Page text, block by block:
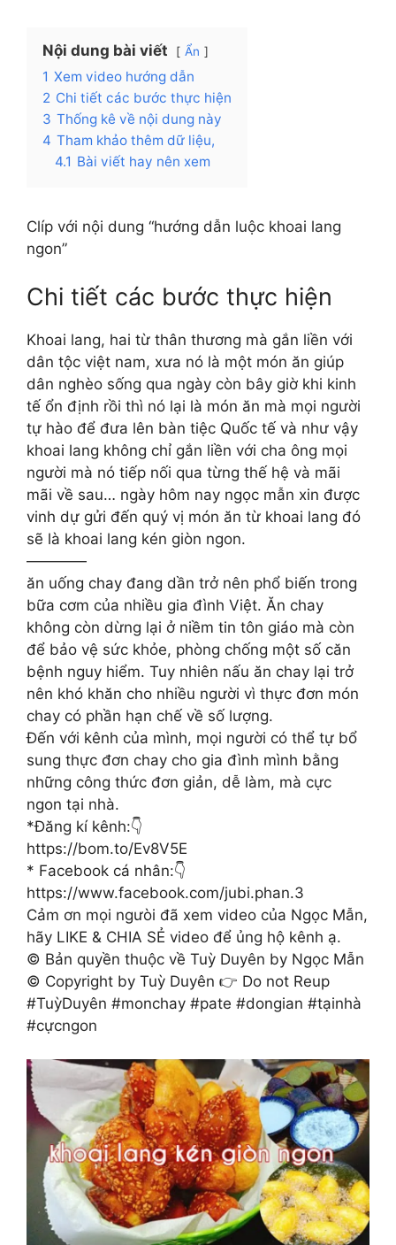
Nội dung bài viết Ẩn
1 Xem video hướng dẫn
2 Chi tiết các bước thực hiện
3 Thống kê về nội dung này
4 Tham khảo thêm dữ liệu,
4.1 Bài viết hay nên xem
Clíp với nội dung “hướng dẫn luộc khoai lang
ngon”
Chi tiết các bước thực hiện
Khoai lang, hai từ thân thương mà gắn liền với
dân tộc việt nam, xưa nó là một món ăn giúp
dân nghèo sống qua ngày còn bây giờ khi kinh
tế ổn định rồi thì nó lại là món ăn mà mọi người
tự hào để đưa lên bàn tiệc Quốc tế và như vậy
khoai lang không chỉ gắn liền với cha ông mọi
người mà nó tiếp nối qua từng thế hệ và mãi
mãi về sau… ngày hôm nay ngọc mẫn xin được
vinh dự gửi đến quý vị món ăn từ khoai lang đó
sẽ là khoai lang kén giòn ngon.
————
ăn uống chay đang dần trở nên phổ biến trong
bữa cơm của nhiều gia đình Việt. Ăn chay
không còn dừng lại ở niềm tin tôn giáo mà còn
để bảo vệ sức khỏe, phòng chống một số căn
bệnh nguy hiểm. Tuy nhiên nấu ăn chay lại trở
nên khó khăn cho nhiều người vì thực đơn món
chay có phần hạn chế về số lượng.
Đến với kênh của mình, mọi người có thể tự bổ
sung thực đơn chay cho gia đình mình bằng
những công thức đơn giản, dễ làm, mà cực
ngon tại nhà.
*Đăng kí kênh:👇
https://bom.to/Ev8V5E
* Facebook cá nhân:👇
https://www.facebook.com/jubi.phan.3
Cảm ơn mọi ngưòi đã xem video của Ngọc Mẫn,
hãy LIKE & CHIA SẺ video để ủng hộ kênh ạ.
© Bản quyền thuộc về Tuỳ Duyên by Ngọc Mẫn
© Copyright by Tuỳ Duyên 👉 Do not Reup
#TuỳDuyên #monchay #pate #dongian #tạinhà
#cựcngon